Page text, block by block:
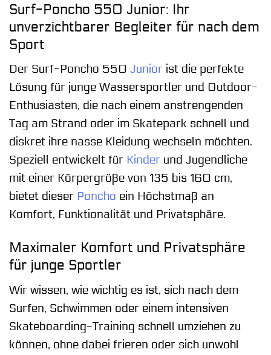
Surf-Poncho 550 Junior: Ihr
unverzichtbarer Begleiter für nach dem
Sport
Der Surf-Poncho 550 Junior ist die perfekte
Lösung für junge Wassersportler und Outdoor-
Enthusiasten, die nach einem anstrengenden
Tag am Strand oder im Skatepark schnell und
diskret ihre nasse Kleidung wechseln möchten.
Speziell entwickelt für Kinder und Jugendliche
mit einer Körpergröße von 135 bis 160 cm,
bietet dieser Poncho ein Höchstmaß an
Komfort, Funktionalität und Privatsphäre.
Maximaler Komfort und Privatsphäre
für junge Sportler
Wir wissen, wie wichtig es ist, sich nach dem
Surfen, Schwimmen oder einem intensiven
Skateboarding-Training schnell umziehen zu
können, ohne dabei frieren oder sich unwohl